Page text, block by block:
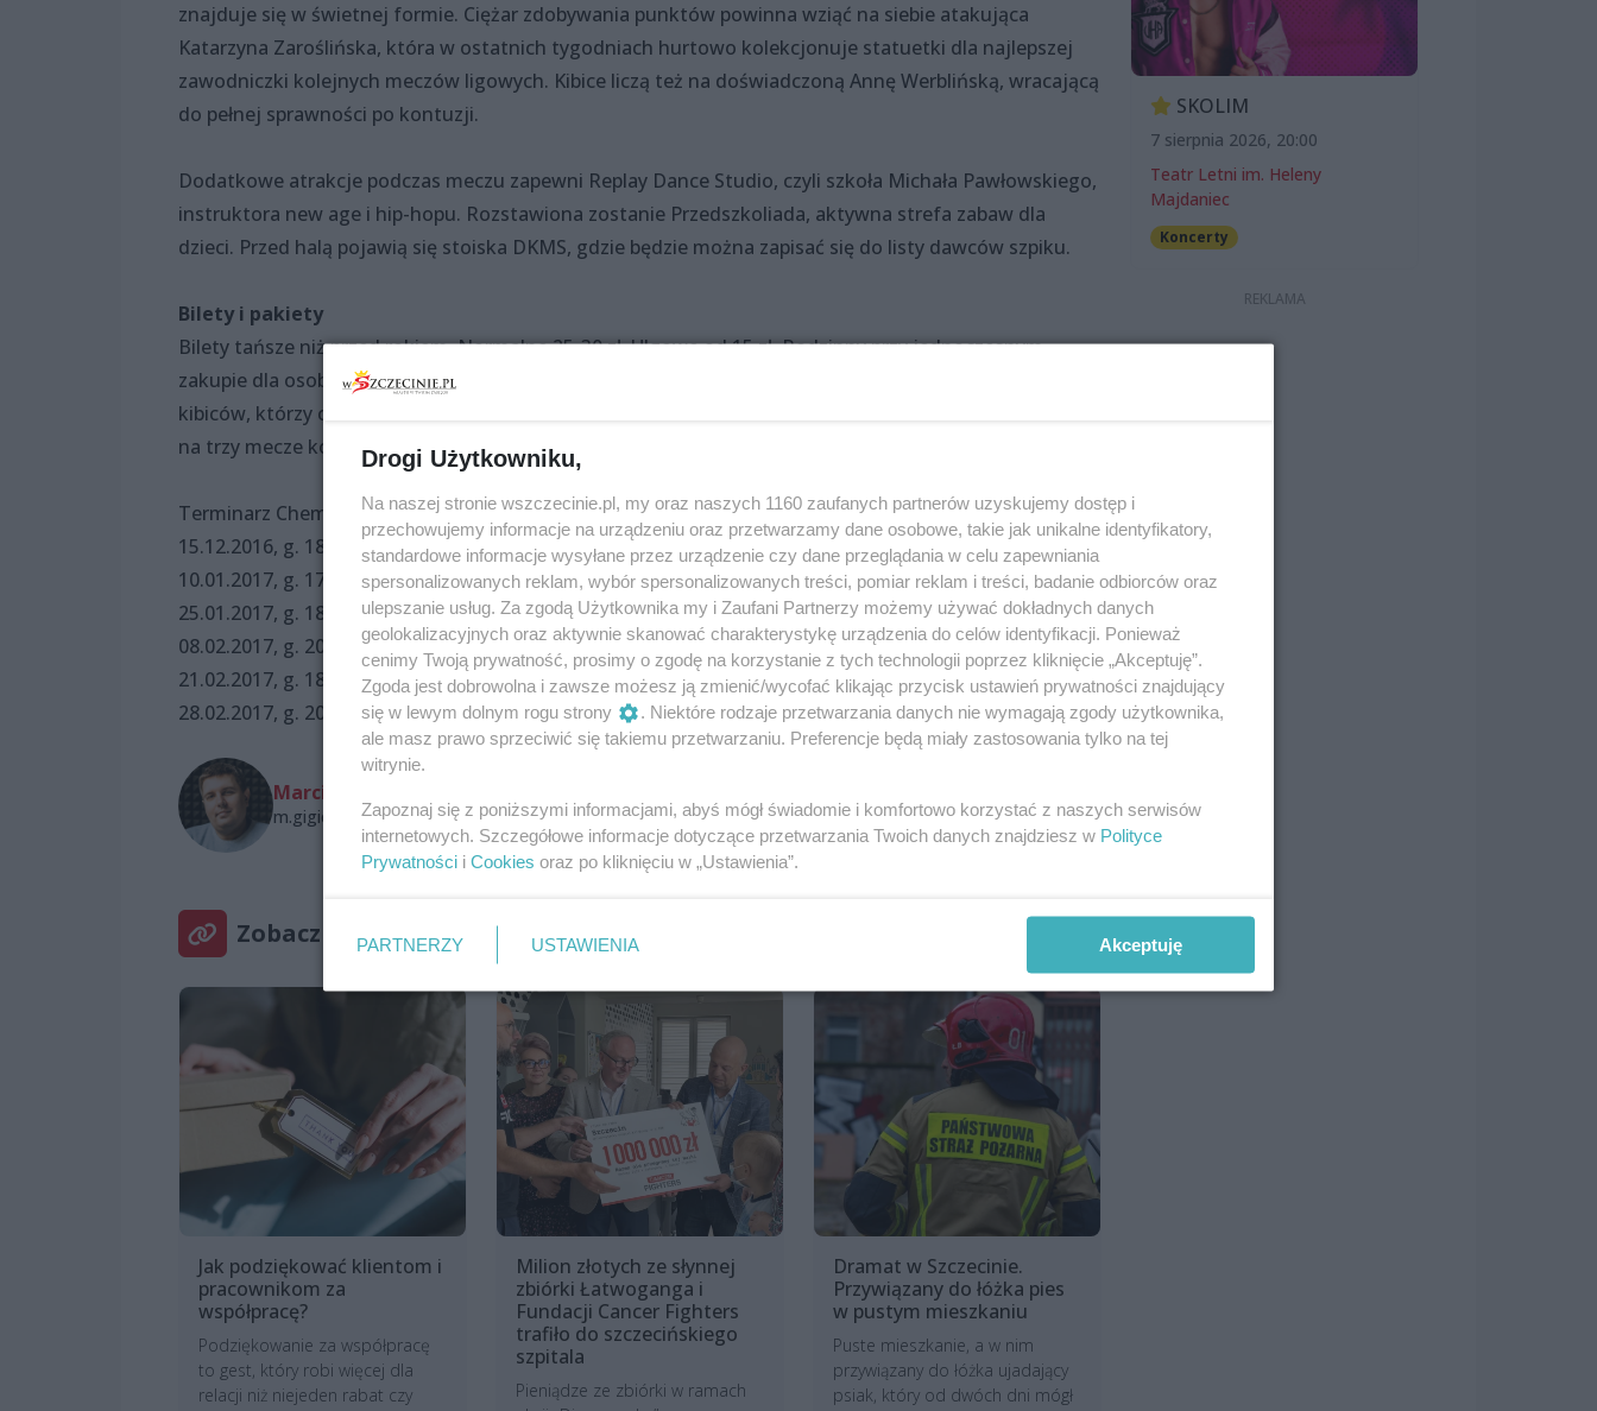
znajduje się w świetnej formie. Ciężar zdobywania punktów powinna wziąć na siebie atakująca
Katarzyna Zaroślińska, która w ostatnich tygodniach hurtowo kolekcjonuje statuetki dla najlepszej
zawodniczki kolejnych meczów ligowych. Kibice liczą też na doświadczoną Annę Werblińską, wracającą
do pełnej sprawności po kontuzji.
Dodatkowe atrakcje podczas meczu zapewni Replay Dance Studio, czyli szkoła Michała Pawłowskiego,
instruktora new age i hip-hopu. Rozstawiona zostanie Przedszkoliada, aktywna strefa zabaw dla
dzieci. Przed halą pojawią się stoiska DKMS, gdzie będzie można zapisać się do listy dawców szpiku.
Bilety i pakiety
Bilety tańsze niż przed rokiem. Normalne 25-30 zł. Ulgowe od 15 zł. Rodzinny przy jednoczesnym
zakupie dla osoby dorosłej i dziecka do lat 14 - 10zł/osoba. Jeszcze korzystniejsze ceny dla tych
kibiców, którzy chcą zobaczyć wszystkie szczecińskie mecze grupowe Ligi Mistrzyń. Pakiet normalny
na trzy mecze kosztuje 60-70 zł, ulgowy - 35 zł, rodzinny 30zł/osoba.
Terminarz Chemika w Lidze Mistrzyń:
15.12.2016, g. 18.00, Chemik - Liu Jo Nordmeccanica Modena
10.01.2017, g. 17.00, Telekom Baku - Chemik
25.01.2017, g. 18.00, Chemik - Imoco Volley Conegliano
08.02.2017, g. 20.30, Imoco Volley - Chemik
21.02.2017, g. 18.00, Chemik - Telekom
28.02.2017, g. 20.30, Modena - Chemik
Marcin Gigiel
m.gigiel@wszczecinie.pl Udostępnij
Zobacz też
Jak podziękować klientom i
pracownikom za
współpracę?
Podziękowanie za współpracę
to gest, który robi więcej dla
relacji niż niejeden rabat czy
Milion złotych ze słynnej
zbiórki Łatwoganga i
Fundacji Cancer Fighters
trafiło do szczecińskiego
szpitala
Pieniądze ze zbiórki w ramach
Dramat w Szczecinie.
Przywiązany do łóżka pies
w pustym mieszkaniu
Puste mieszkanie, a w nim
przywiązany do łóżka ujadający
psiak, który od dwóch dni mógł
SKOLIM
7 sierpnia 2026, 20:00
Teatr Letni im. Heleny
Majdaniec
Koncerty
Drogi Użytkowniku,
Na naszej stronie wszczecinie.pl, my oraz naszych 1160 zaufanych partnerów uzyskujemy dostęp i
przechowujemy informacje na urządzeniu oraz przetwarzamy dane osobowe, takie jak unikalne identyfikatory,
standardowe informacje wysyłane przez urządzenie czy dane przeglądania w celu zapewniania
spersonalizowanych reklam, wybór spersonalizowanych treści, pomiar reklam i treści, badanie odbiorców oraz
ulepszanie usług. Za zgodą Użytkownika my i Zaufani Partnerzy możemy używać dokładnych danych
geolokalizacyjnych oraz aktywnie skanować charakterystykę urządzenia do celów identyfikacji. Ponieważ
cenimy Twoją prywatność, prosimy o zgodę na korzystanie z tych technologii poprzez kliknięcie „Akceptuję”.
Zgoda jest dobrowolna i zawsze możesz ją zmienić/wycofać klikając przycisk ustawień prywatności znajdujący
się w lewym dolnym rogu strony
. Niektóre rodzaje przetwarzania danych nie wymagają zgody użytkownika,
ale masz prawo sprzeciwić się takiemu przetwarzaniu. Preferencje będą miały zastosowania tylko na tej
witrynie.
Zapoznaj się z poniższymi informacjami, abyś mógł świadomie i komfortowo korzystać z naszych serwisów
internetowych. Szczegółowe informacje dotyczące przetwarzania Twoich danych znajdziesz w Polityce
Prywatności i Cookies oraz po kliknięciu w „Ustawienia”.
PARTNERZY USTAWIENIA Akceptuję